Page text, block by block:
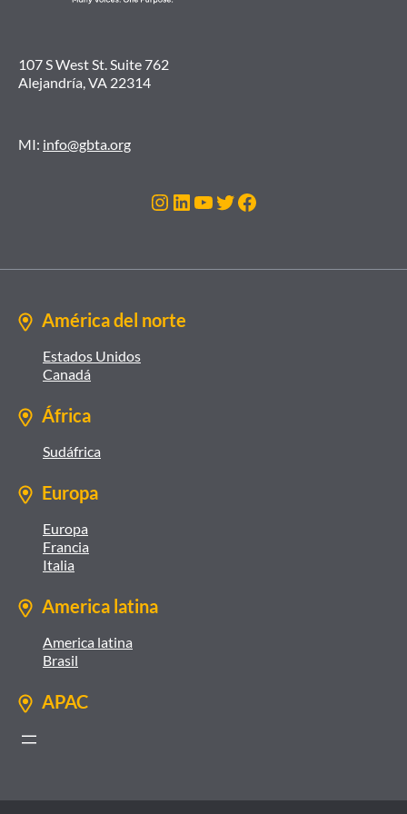
107 S West St. Suite 762
Alejandría, VA 22314
MI: info@gbta.org
Instagram
LinkedIn
YouTube
Twitter
Facebook
América del norte
Estados Unidos
Canadá
África
Sudáfrica
Europa
Europa
Francia
Italia
America latina
America latina
Brasil
APAC